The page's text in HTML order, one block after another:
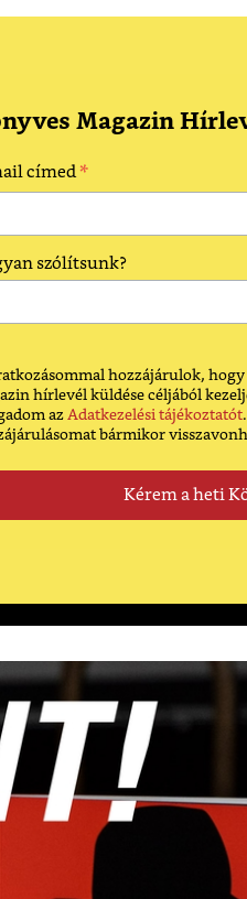
Magazin
címed *
szólítsunk?
hozzájárulok, hogy
hírlevél küldése céljából
az Adatkezelési tájékoztatót
bármikor